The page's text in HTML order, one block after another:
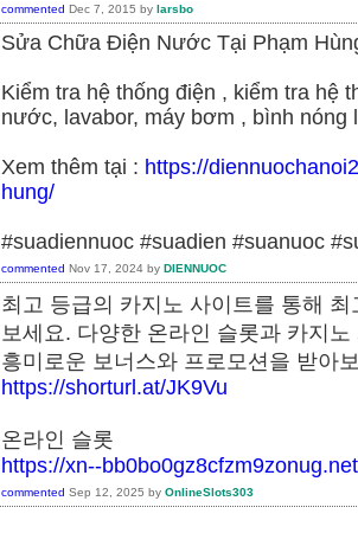
commented Dec 7, 2015 by larsbo
Sửa Chữa Điện Nước Tại Phạm
Kiểm tra hệ thống điện , kiểm tra hệ
nước, lavabor, máy bơm , bình nóng
Xem thêm tại : https://
hung/
#suadiennuoc #suadien #suanuoc
commented Nov 17, 2024 by DIENNUOC
최고 등급의 카지노 사이트를 통해
보세요. 다양한 온라인 슬롯과 카지
흥미로운 보너스와 프로모션을
https://shorturl.at/JK9Vu
온라인 슬롯
https://xn--bb0bo0gz8cfzm9zonug.net
commented Sep 12, 2025 by OnlineSlots303